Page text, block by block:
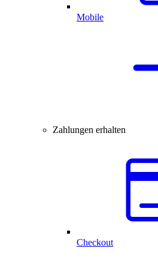
Mobile
Zahlungen erhalten
Checkout